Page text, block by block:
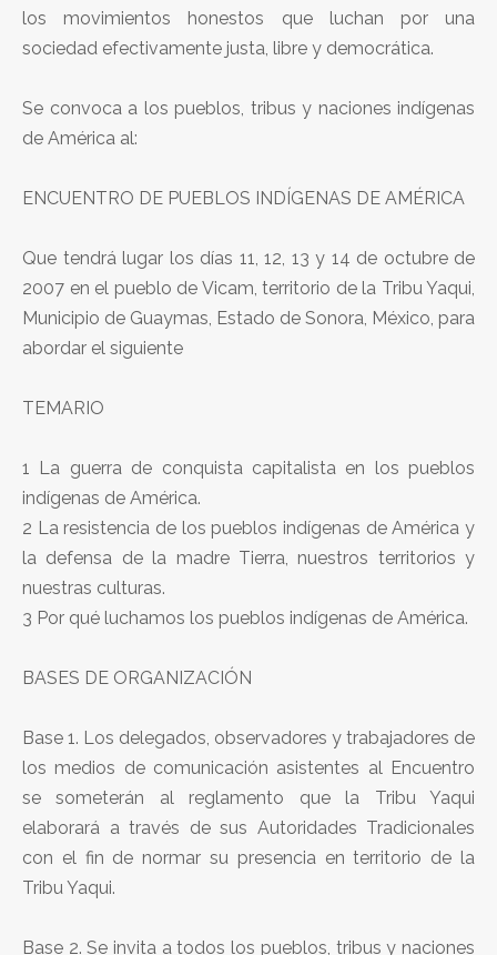
los movimientos honestos que luchan por una
sociedad efectivamente justa, libre y democrática.
Se convoca a los pueblos, tribus y naciones indígenas
de América al:
ENCUENTRO DE PUEBLOS INDÍGENAS DE AMÉRICA
Que tendrá lugar los días 11, 12, 13 y 14 de octubre de
2007 en el pueblo de Vicam, territorio de la Tribu Yaqui,
Municipio de Guaymas, Estado de Sonora, México, para
abordar el siguiente
TEMARIO
1 La guerra de conquista capitalista en los pueblos
indígenas de América.
2 La resistencia de los pueblos indígenas de América y
la defensa de la madre Tierra, nuestros territorios y
nuestras culturas.
3 Por qué luchamos los pueblos indígenas de América.
BASES DE ORGANIZACIÓN
Base 1. Los delegados, observadores y trabajadores de
los medios de comunicación asistentes al Encuentro
se someterán al reglamento que la Tribu Yaqui
elaborará a través de sus Autoridades Tradicionales
con el fin de normar su presencia en territorio de la
Tribu Yaqui.
Base 2. Se invita a todos los pueblos, tribus y naciones